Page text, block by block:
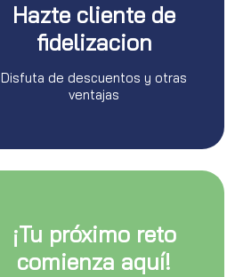
Hazte cliente de
fidelizacion
Disfuta de descuentos y otras
ventajas
¡Tu próximo reto
comienza aquí!